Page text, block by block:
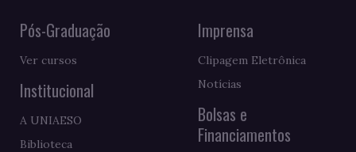
Pós-Graduação
Ver cursos
Institucional
A UNIAESO
Biblioteca
Imprensa
Clipagem Eletrônica
Notícias
Bolsas e
Financiamentos